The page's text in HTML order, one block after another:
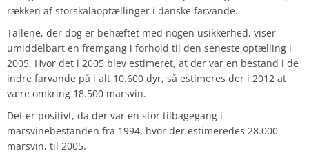
rækken af storskalaoptællinger i danske farvande.
Tallene, der dog er behæftet med nogen usikkerhed, viser
umiddelbart en fremgang i forhold til den seneste optælling i
2005. Hvor det i 2005 blev estimeret, at der var en bestand i de
indre farvande på i alt 10.600 dyr, så estimeres der i 2012 at
være omkring 18.500 marsvin.
Det er positivt, da der var en stor tilbagegang i
marsvinebestanden fra 1994, hvor der estimeredes 28.000
marsvin, til 2005.